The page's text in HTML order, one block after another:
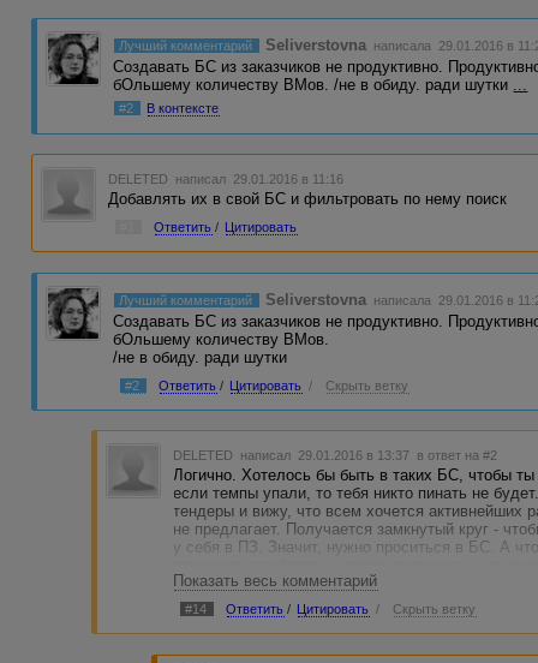
Лучший комментарий Seliverstovna написала 29.01.2016 в
Создавать БС из заказчиков не продуктивно.
бОльшему количеству ВМов. /не в обиду. ради шутки
#2 В контексте
DELETED написал 29.01.2016 в 11:16
Добавлять их в свой БС и фильтровать по нему поиск
Ответить / Цитировать
Лучший комментарий Seliverstovna написала 29.01.2016 в
Создавать БС из заказчиков не продуктивно.
бОльшему количеству ВМов.
/не в обиду. ради шутки
#2 Ответить / Цитировать / Скрыть ветку
DELETED написал 29.01.2016 в 13:37 в ответ на #2
Логично. Хотелось бы быть в таких БС, чтобы ты
если темпы упали, то тебя никто пинать не
тендеры и вижу, что всем хочется активнейших
не предлагает. Получается замкнутый круг -
у себя в ПЗ. Значит, нужно проситься в БС. А
Адвего не воспринимаешь, как серьезную
Конечно, если заставить себя уделять
воспринимать именно как работу, а не хобби,
стремлюсь к этому :)
Показать весь комментарий
#14 Ответить / Цитировать / Скрыть ветку